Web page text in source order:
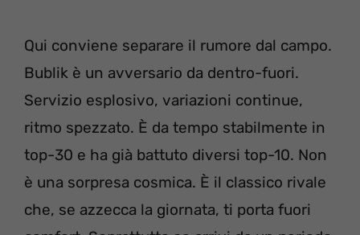
Qui conviene separare il rumore dal campo.
Bublik è un avversario da dentro-fuori.
Servizio esplosivo, variazioni continue,
ritmo spezzato. È da tempo stabilmente in
top-30 e ha già battuto diversi top-10. Non
è una sorpresa cosmica. È il classico rivale
che, se azzecca la giornata, ti porta fuori